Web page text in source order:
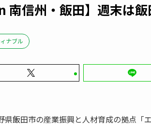
南信州・飯田】週末は
ナブル
飯田市の産業振興と人材育成の拠点「